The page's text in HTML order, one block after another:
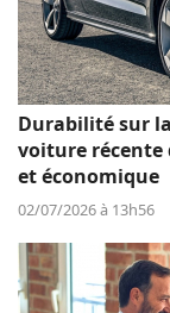
Durabilité sur
voiture récente
et économique
02/07/2026 à 13h56